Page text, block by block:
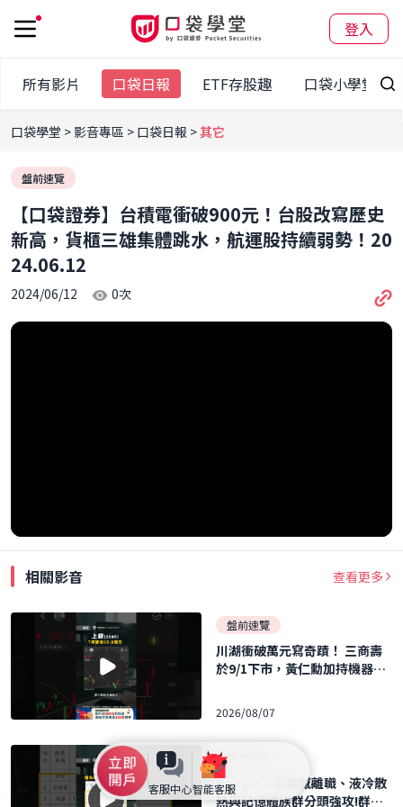
登入
客服中心智能客服
所有影片 口袋日報 ETF存股趣 口袋小學堂
口袋學堂 影音專區 口袋日報 其它
盤前速覽
【口袋證券】台積電衝破900元！台股改寫歷史
新高，貨櫃三雄集體跳水，航運股持續弱勢！20
24.06.12
2024/06/12 0次
相關影音 查看更多
盤前速覽
川湖衝破萬元寫奇蹟！ 三商壽
於9/1下市，黃仁勳加持機器人
6.08.07
2026/08/07
盤前速覽
Google人事震撼離職、液冷散
熱與記憶體族群分頭強攻!群聯